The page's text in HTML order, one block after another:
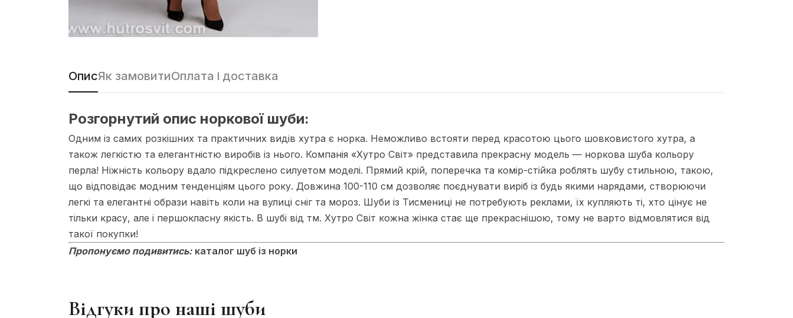
ОписЯк замовитиОплата і доставка
Розгорнутий опис норкової шуби:
Одним із самих розкішних та практичних видів хутра є норка. Неможливо встояти перед красотою цього шовковистого хутра, а
також легкістю та елегантністю виробів із нього. Компанія «Хутро Світ» представила прекрасну модель — норкова шуба кольору
перла! Ніжність кольору вдало підкреслено силуетом моделі. Прямий крій, поперечка та комір-стійка роблять шубу стильною, такою,
що відповідає модним тенденціям цього року. Довжина 100-110 см дозволяє поєднувати виріб із будь якими нарядами, створюючи
легкі та елегантні образи навіть коли на вулиці сніг та мороз. Шуби із Тисмениці не потребують реклами, їх купляють ті, хто цінує не
тільки красу, але і першокласну якість. В шубі від тм. Хутро Світ кожна жінка стає ще прекраснішою, тому не варто відмовлятися від
такої покупки!
Пропонуємо подивитись: каталог шуб із норки
Відгуки про наші шуби